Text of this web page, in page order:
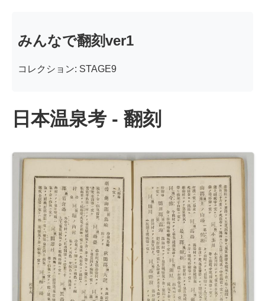
みんなで翻刻ver1
コレクション: STAGE9
日本温泉考 - 翻刻